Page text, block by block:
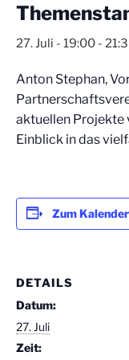
27. Juli - 19:00 -
Anton Stephan,
aktuellen Projekte
Einblick in das
Zum
DETAILS
Datum:
27. Juli
Zeit: